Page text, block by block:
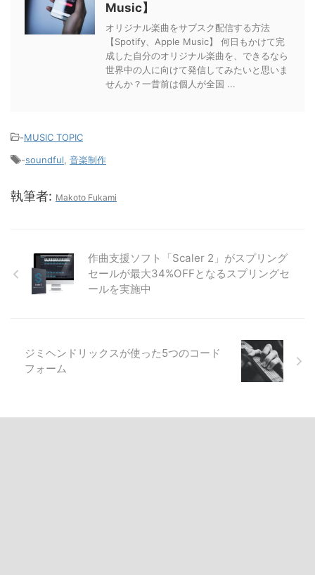
Music】
オリジナル楽曲をサブスク配信する方法
【Spotify、Apple Music】 何日もかけて完
成した自分のオリジナル楽曲を、できるなら
世界中の人に向けて発信してみたいと思いま
せんか？一昔前は個人が全国 ...
-MUSIC TOPIC
-soundful 音楽制作
執筆者: Makoto Fukami
作曲支援ソフト「Scaler 2」がスプリング
セールが最大34%OFFとなるスプリングセ
ールを実施中
ジミヘンドリックスが使った5つのコード
フォーム